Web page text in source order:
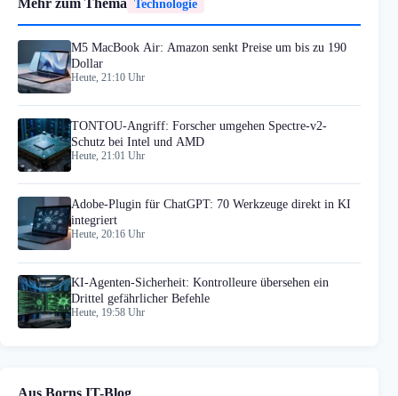
Technologie
M5 MacBook Air: Amazon senkt Preise um bis zu 190
Dollar
Heute, 21:10 Uhr
TONTOU-Angriff: Forscher umgehen Spectre-v2-
Schutz bei Intel und AMD
Heute, 21:01 Uhr
Adobe-Plugin für ChatGPT: 70 Werkzeuge direkt in KI
integriert
Heute, 20:16 Uhr
KI-Agenten-Sicherheit: Kontrolleure übersehen ein
Drittel gefährlicher Befehle
Heute, 19:58 Uhr